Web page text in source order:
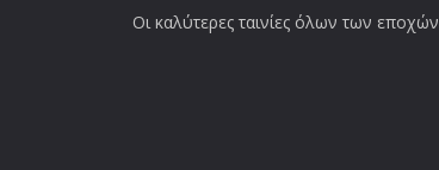
Οι καλύτερες ταινίες όλων των εποχών